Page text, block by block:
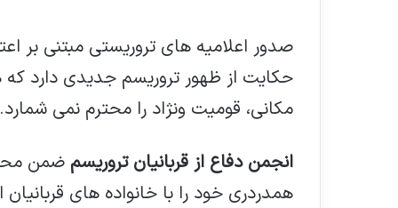
صدور اعلامیه های تروریستی مبتنی بر
حکایت از ظهور تروریسم جدیدی دارد
مکانی، قومیت ونژاد را محترم نمی شمارد.
انجمن دفاع از قربانیان تروریسم ضمن
همدردری خود را با خانواده های